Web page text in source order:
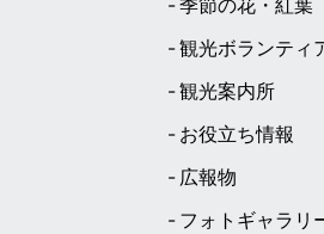
季節の花・紅葉
観光ボランティ
観光案内所
お役立ち情報
広報物
フォトギャラリ